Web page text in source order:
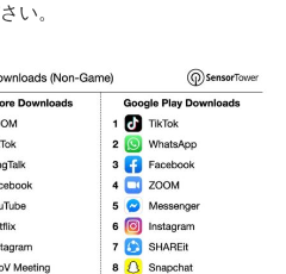
い。